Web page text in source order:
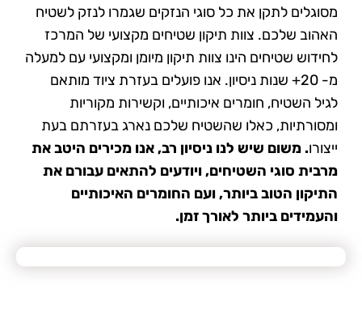
מסוגלים לתקן את כל סוגי הנזקים שגמרו לנזק לשטיח
האהוב שלכם. צוות תיקון שטיחים מקצועי של המרכז
לחידוש שטיחים הינו צוות תיקון מיומן ומקצועי עם למעלה
מ- 20+ שנות ניסיון. אנו פועלים בעזרת ציוד מותאם
לגיל השטיח, חומרים איכותיים, וקשירות מקוריות
ומסורתיות, כאלו שהשטיח שלכם נארג בעזרתם בעת
ייצורו. משום שיש לנו ניסיון רב, אנו מכירים היטב את
מרבית סוגי השטיחים, ויודעים להתאים עבורם את
התיקון הטוב ביותר, ועם החומרים האיכותיים
והעמידים ביותר לאורך זמן.